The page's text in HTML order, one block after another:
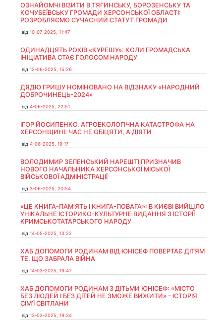
ОЗНАЙОМЧІ ВІЗИТИ В ТЯГИНСЬКУ, БОРОЗЕНСЬКУ ТА
КОЧУБЕЇВСЬКУ ГРОМАДИ ХЕРСОНСЬКОЇ ОБЛАСТІ:
РОЗРОБЛЯЄМО СУЧАСНИЙ СТАТУТ ГРОМАДИ
від 10-07-2025, 11:47
ОДИНАДЦЯТЬ РОКІВ «КУРЕШУ»: КОЛИ ГРОМАДСЬКА
ІНІЦІАТИВА СТАЄ ГОЛОСОМ НАРОДУ
від 12-06-2025, 15:26
ДЯДЮ ГРИШУ НОМІНОВАНО НА ВІДЗНАКУ «НАРОДНИЙ
ДОБРОЧИНЕЦЬ-2024»
від 4-06-2025, 22:51
ІГОР ЙОСИПЕНКО. АГРОЕКОЛОГІЧНА КАТАСТРОФА НА
ХЕРСОНЩИНІ: ЧАС НЕ ОБІЦЯТИ, А ДІЯТИ
від 4-06-2025, 19:17
ВОЛОДИМИР ЗЕЛЕНСЬКИЙ НАРЕШТІ ПРИЗНАЧИВ
НОВОГО НАЧАЛЬНИКА ХЕРСОНСЬКОЇ МІСЬКОЇ
ВІЙСЬКОВОЇ АДМІНІСТРАЦІЇ
від 3-06-2025, 20:54
«ЦЕ КНИГА-ПАМ’ЯТЬ І КНИГА-ПОВАГА»: В КИЄВІ ВИЙШЛО
УНІКАЛЬНЕ ІСТОРИКО-КУЛЬТУРНЕ ВИДАННЯ З ІСТОРІЇ
КРИМСЬКОТАТАРСЬКОГО НАРОДУ
від 14-05-2025, 13:22
ХАБ ДОПОМОГИ РОДИНАМ ВІД ЮНІСЕФ ПОВЕРТАЄ ДІТЯМ
ТЕ, ЩО ЗАБРАЛА ВІЙНА
від 14-03-2025, 19:47
ХАБ ДОПОМОГИ РОДИНАМ З ДІТЬМИ ЮНІСЕФ: «МІСТО
БЕЗ ЛЮДЕЙ І БЕЗ ДІТЕЙ НЕ ЗМОЖЕ ВИЖИТИ» – ІСТОРІЯ
СІМʼЇ СВІТЛАНИ
від 13-03-2025, 19:34